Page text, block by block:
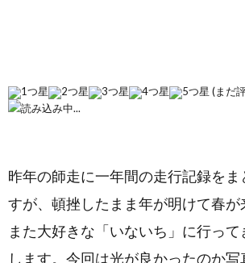
(まだ
読み込み中...
昨年の師走に一年間の走行記録を
すが、頓挫したまま年が明けて春が
また大好きな「いないち」に行っ
します。今回は光が良かったのか